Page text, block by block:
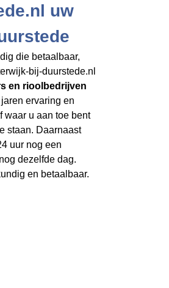
uw
die betaalbaar,
bij-duurstede.nl
en rioolbedrijven
ervaring en
waar u aan toe bent
staan. Daarnaast
uur nog een
dezelfde dag.
en betaalbaar.